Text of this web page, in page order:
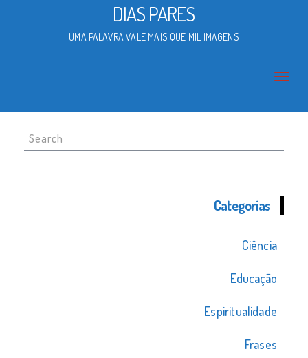
DIAS PARES
UMA PALAVRA VALE MAIS QUE MIL IMAGENS
Search
for:
Categorias
Ciência
Educação
Espiritualidade
Frases